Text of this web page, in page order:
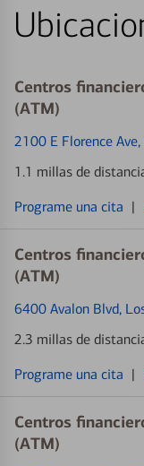
Centros
(ATM)
2100 E Florence Ave
1.1 millas de
Programe una cita |
Centros
(ATM)
6400 Avalon Blvd,
2.3 millas de
Programe una cita |
Centros
(ATM)